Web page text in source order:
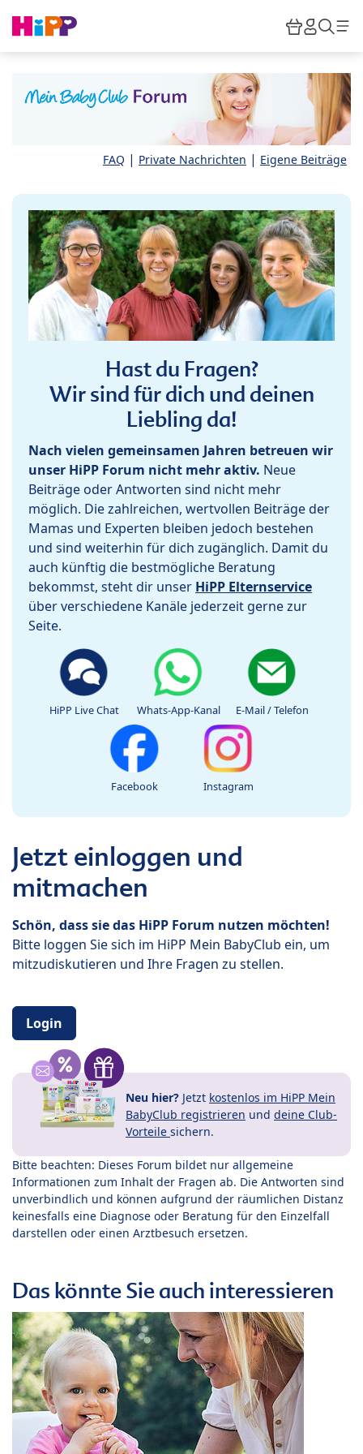
HiPP
FAQ | Private Nachrichten | Eigene Beiträge
Hast du Fragen?
Wir sind für dich und deinen
Liebling da!
Nach vielen gemeinsamen Jahren betreuen wir
unser HiPP Forum nicht mehr aktiv. Neue
Beiträge oder Antworten sind nicht mehr
möglich. Die zahlreichen, wertvollen Beiträge der
Mamas und Experten bleiben jedoch bestehen
und sind weiterhin für dich zugänglich. Damit du
auch künftig die bestmögliche Beratung
bekommst, steht dir unser HiPP Elternservice
über verschiedene Kanäle jederzeit gerne zur
Seite.
HiPP Live Chat Whats-App-Kanal E-Mail / Telefon
Facebook Instagram
Jetzt einloggen und
mitmachen
Schön, dass sie das HiPP Forum nutzen möchten!
Bitte loggen Sie sich im HiPP Mein BabyClub ein, um
mitzudiskutieren und Ihre Fragen zu stellen.
Login
Neu hier? Jetzt kostenlos im HiPP Mein
BabyClub registrieren und deine Club-
Vorteile sichern.
Bitte beachten: Dieses Forum bildet nur allgemeine
Informationen zum Inhalt der Fragen ab. Die Antworten sind
unverbindlich und können aufgrund der räumlichen Distanz
keinesfalls eine Diagnose oder Beratung für den Einzelfall
darstellen oder einen Arztbesuch ersetzen.
Das könnte Sie auch interessieren